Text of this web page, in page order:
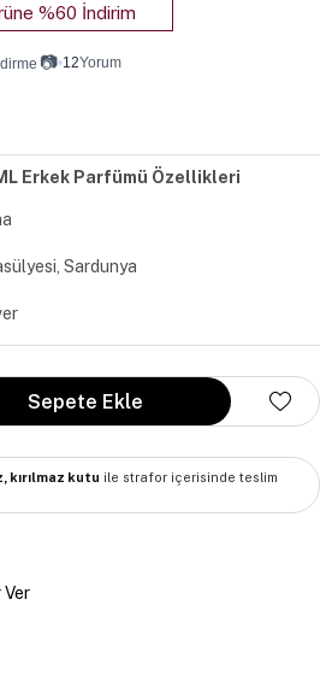
%60 İndirim
📷•12Yorum
Erkek Parfümü Özellikleri
Sardunya
kırılmaz kutu ile strafor içerisinde teslim
Ver